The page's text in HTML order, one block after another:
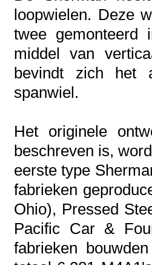
loopwielen. Deze
twee
middel van
bevindt zich het
spanwiel.
Het originele
beschreven is,
eerste type
fabrieken
Ohio), Pressed
Pacific Car &
fabrieken